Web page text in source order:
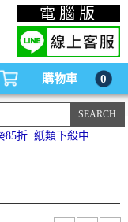
連續供墨印表機-office24列印
電腦版
購物車 0
85折 紙類下殺中